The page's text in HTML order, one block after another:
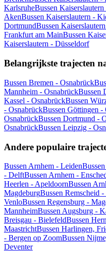
KarlsruheBussen
AkenBussen Kaiserslautern -
DortmundBussen
Frankfurt am MainBussen
Kaiserslautern - Düsseldorf
Belangrijkste trajecten
Bussen Bremen - Osnabrück
Mannheim - OsnabrückBussen
Kassel - OsnabrückBussen
- OsnabrückBussen Göttingen -
OsnabrückBussen Dortmund -
OsnabrückBussen Leipzig -
Andere populaire
Bussen Arnhem - Leiden
- DelftBussen Arnhem -
Heerlen - ApeldoornBussen
MagdeburgBussen Remscheid
VenloBussen Regensburg -
MannheimBussen Augsburg -
Breisgau - BielefeldBussen
MaastrichtBussen Harlingen,
- Bergen op ZoomBussen
Deventer